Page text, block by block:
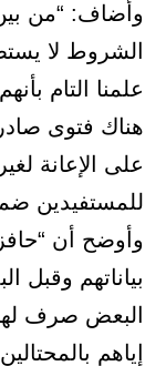
وأضاف: “من
الشروط لا
علمنا التام
هناك فتوى
على الإعانة
للمستفيدين
وأوضح أن
بياناتهم وقبل
البعض صرف
إياهم